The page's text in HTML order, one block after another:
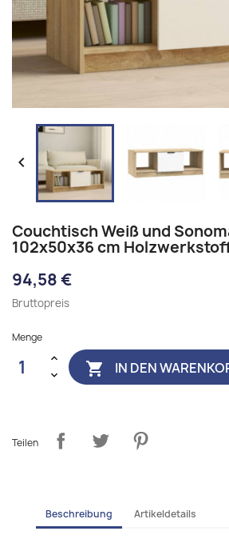

Couchtisch Weiß und
102x50x36 cm
94,58 €
Bruttopreis
Menge
 IN DEN
Teilen
Beschreibung Artikeldetails